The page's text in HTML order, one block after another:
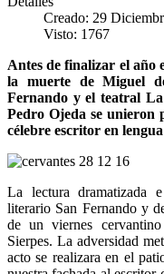
Creado: 29
Visto: 1767
Antes de finalizar el año
la muerte de Miguel
Fernando y el teatral
Pedro Ojeda se unieron
célebre escritor en
La lectura dramatizada
literario San Fernando y
de un viernes
Sierpes. La adversidad
acto se realizara en el